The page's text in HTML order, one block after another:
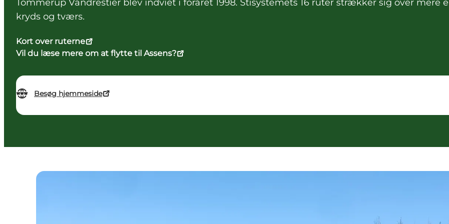
Tommerup Vandrestier blev indviet i foråret 1998. Stisystemets 16 ruter strækker sig over
kryds og tværs.
Kort over ruterne
Vil du læse mere om at flytte til Assens?
Besøg hjemmeside